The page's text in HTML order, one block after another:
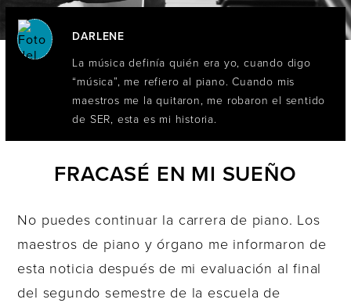
DARLENE
La música definía quién era yo, cuando digo
“música”, me refiero al piano. Cuando mis
maestros me la quitaron, me robaron el sentido
de SER, esta es mi historia.
FRACASÉ EN MI SUEÑO
No puedes continuar la carrera de piano. Los
maestros de piano y órgano me informaron de
esta noticia después de mi evaluación al final
del segundo semestre de la escuela de